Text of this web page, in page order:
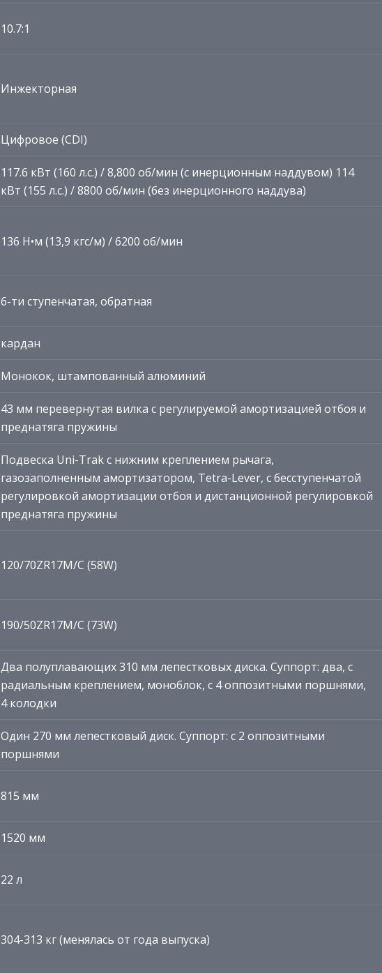
10.7:1
Инжекторная
Цифровое (CDI)
117.6 кВт (160 л.с.) / 8,800 об/мин (с инерционным наддувом) 114
кВт (155 л.с.) / 8800 об/мин (без инерционного наддува)
136 Н•м (13,9 кгс/м) / 6200 об/мин
6-ти ступенчатая, обратная
кардан
Монокок, штампованный алюминий
43 мм перевернутая вилка с регулируемой амортизацией отбоя и
преднатяга пружины
Подвеска Uni-Trak с нижним креплением рычага,
газозаполненным амортизатором, Tetra-Lever, с бесступенчатой
регулировкой амортизации отбоя и дистанционной регулировкой
преднатяга пружины
120/70ZR17M/C (58W)
190/50ZR17M/C (73W)
Два полуплавающих 310 мм лепестковых диска. Суппорт: два, с
радиальным креплением, моноблок, с 4 оппозитными поршнями,
4 колодки
Один 270 мм лепестковый диск. Суппорт: с 2 оппозитными
поршнями
815 мм
1520 мм
22 л
304-313 кг (менялась от года выпуска)